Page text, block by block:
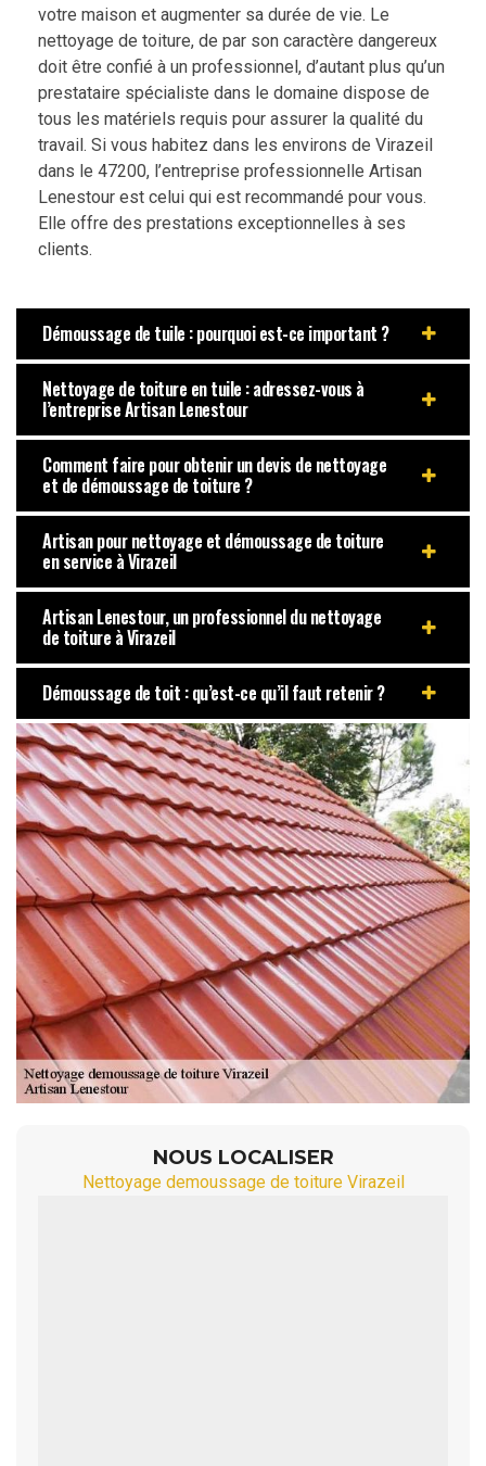
votre maison et augmenter sa durée de vie. Le
nettoyage de toiture, de par son caractère dangereux
doit être confié à un professionnel, d’autant plus qu’un
prestataire spécialiste dans le domaine dispose de
tous les matériels requis pour assurer la qualité du
travail. Si vous habitez dans les environs de Virazeil
dans le 47200, l’entreprise professionnelle Artisan
Lenestour est celui qui est recommandé pour vous.
Elle offre des prestations exceptionnelles à ses
clients.
Démoussage de tuile : pourquoi est-ce important ?
Nettoyage de toiture en tuile : adressez-vous à
l’entreprise Artisan Lenestour
Comment faire pour obtenir un devis de nettoyage
et de démoussage de toiture ?
Artisan pour nettoyage et démoussage de toiture
en service à Virazeil
Artisan Lenestour, un professionnel du nettoyage
de toiture à Virazeil
Démoussage de toit : qu’est-ce qu’il faut retenir ?
NOUS LOCALISER
Nettoyage demoussage de toiture Virazeil